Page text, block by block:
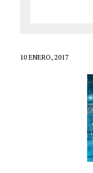
10 ENERO, 2017